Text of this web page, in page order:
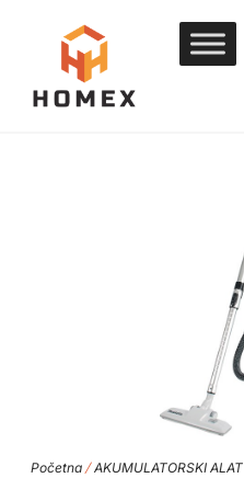
Početna/ AKUMULATORSKI ALAT